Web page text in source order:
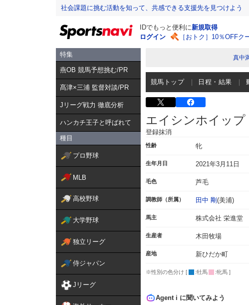
社会課題に挑む活動を知って、共感できる支援先を見つけよう
IDでもっと便利に新規取得
ログイン
［おトク］10％OFFク
特集
燕OB 競馬予想挑む/PR
髙津×三浦 監督対談/PR
Jリーグ戦力 徹底分析
ハンカチ王子と呼ばれて
種目
プロ野球
MLB
高校野球
大学野球
独立リーグ
侍ジャパン
Jリーグ
真中
競馬トップ 日程・結果
エイシンホイップ
登録抹消
性齢 牝
生年月日 2021年3月11日
毛色 芦毛
調教師（所属） 田中 剛(美浦)
馬主 株式会社 栄進堂
生産者 木田牧場
産地 新ひだか町
※性別の色分け [ :牡馬 :牝馬 ]
Agent i に聞いてみよう